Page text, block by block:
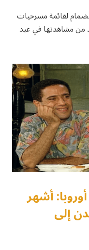
لقائمة مسرحيات
من مشاهدتها في عيد
أشهر
إلى